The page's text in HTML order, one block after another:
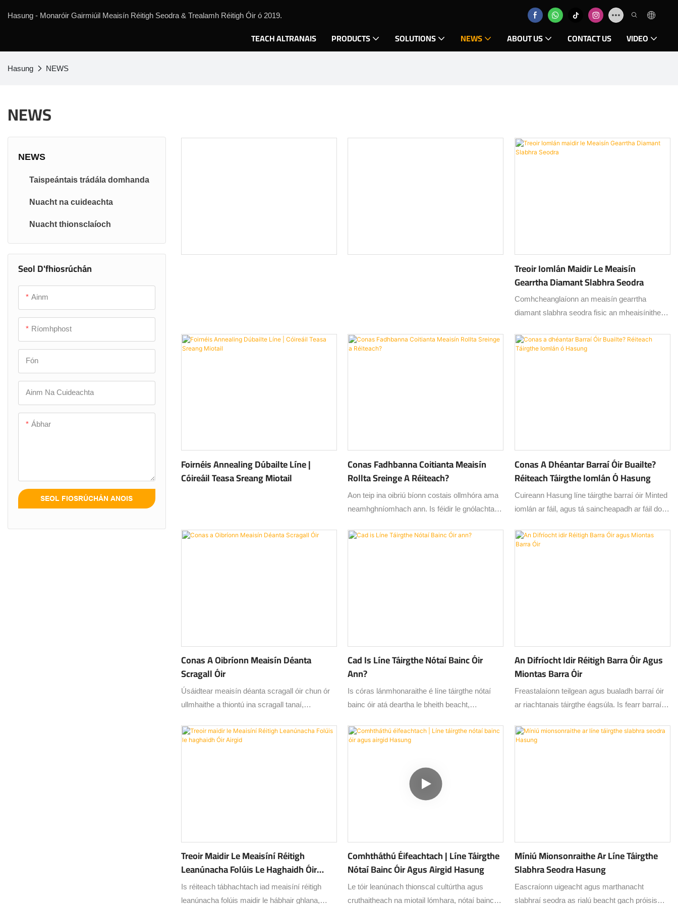
Hasung - Monaróir Gairmiúil Meaisín Réitigh Seodra & Trealamh Réitigh Óir ó 2019.
TEACH ALTRANAIS PRODUCTS SOLUTIONS NEWS ABOUT US CONTACT US VIDEO
Hasung NEWS
NEWS
NEWS
Taispeántais trádála domhanda
Nuacht na cuideachta
Nuacht thionsclaíoch
Seol D'fhiosrúchán
Ainm
Ríomhphost
Fón
Ainm Na Cuideachta
Ábhar
SEOL FIOSRÚCHÁN ANOIS
Treoir Iomlán Maidir Le Meaisín
Gearrtha Diamant Slabhra Seodra
Comhcheanglaíonn an meaisín gearrtha
diamant slabhra seodra fisic an mheaisínithe
ceardaíochta óir.
Foirnéis Annealing Dúbailte Líne |
Cóireáil Teasa Sreang Miotail
Conas Fadhbanna Coitianta Meaisín
Rollta Sreinge A Réiteach?
Aon teip ina oibriú bíonn costais ollmhóra ama
neamhghníomhach ann. Is féidir le gnólachtaí
cothabhála a shábháil má bhíonn an cumas
Conas A Dhéantar Barraí Óir Buailte?
Réiteach Táirgthe Iomlán Ó Hasung
Cuireann Hasung líne táirgthe barraí óir Minted
iomlán ar fáil, agus tá saincheapadh ar fáil do
chearnógacha.
Conas A Oibríonn Meaisín Déanta
Scragall Óir
Úsáidtear meaisín déanta scragall óir chun ór
ullmhaithe a thiontú ina scragall tanaí,
agus bailchríoch rialaithe. Tá cruinneas ag
gach céim ríthábhachtach chun an caighdeán a
Cad Is Líne Táirgthe Nótaí Bainc Óir
Ann?
Is córas lánmhonaraithe é líne táirgthe nótaí
bainc óir atá deartha le bheith beacht,
gach céim deartha go cúramach chun nótaí óir
gan locht, ardchaighdeáin a ráthú.
An Difríocht Idir Réitigh Barra Óir Agus
Miontas Barra Óir
Freastalaíonn teilgean agus bualadh barraí óir
ar riachtanais táirgthe éagsúla. Is fearr barraí
tugann bualadh cruinneas níos fearr agus
bailchríoch níos snasta ar earraí
Treoir Maidir Le Meaisíní Réitigh
Leanúnacha Folúis Le Haghaidh Óir
Airgid
Is réiteach tábhachtach iad meaisíní réitigh
leanúnacha folúis maidir le hábhair ghlana,
Comhtháthú Éifeachtach | Líne Táirgthe
Nótaí Bainc Óir Agus Airgid Hasung
Le tóir leanúnach thionscal cultúrtha agus
cruthaitheach na miotail lómhara, nótaí bainc
Míniú Mionsonraithe Ar Líne Táirgthe
Slabhra Seodra Hasung
Eascraíonn uigeacht agus marthanacht
slabhraí seodra as rialú beacht gach próisis